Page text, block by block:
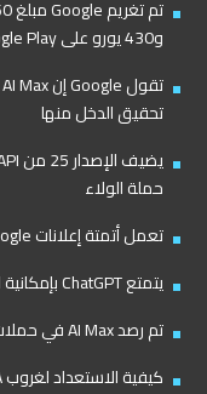
و430 يورو على Google Play
تحقيق الدخل منها
حملة الولاء
تعمل أتمتة إعلانات Google على جعل الإدارة ميزة تنافسية
يتمتع ChatGPT بإمكانية الوصول إلى تعليقات وتقييمات وصور Yelp
تم رصد AI Max في حملات Google Standard Shopping
كيفية الاستعداد لغروب DSA من Google والانتقال إلى AI Max